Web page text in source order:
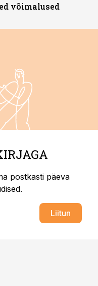
võimalused
postkasti päeva
Liitun